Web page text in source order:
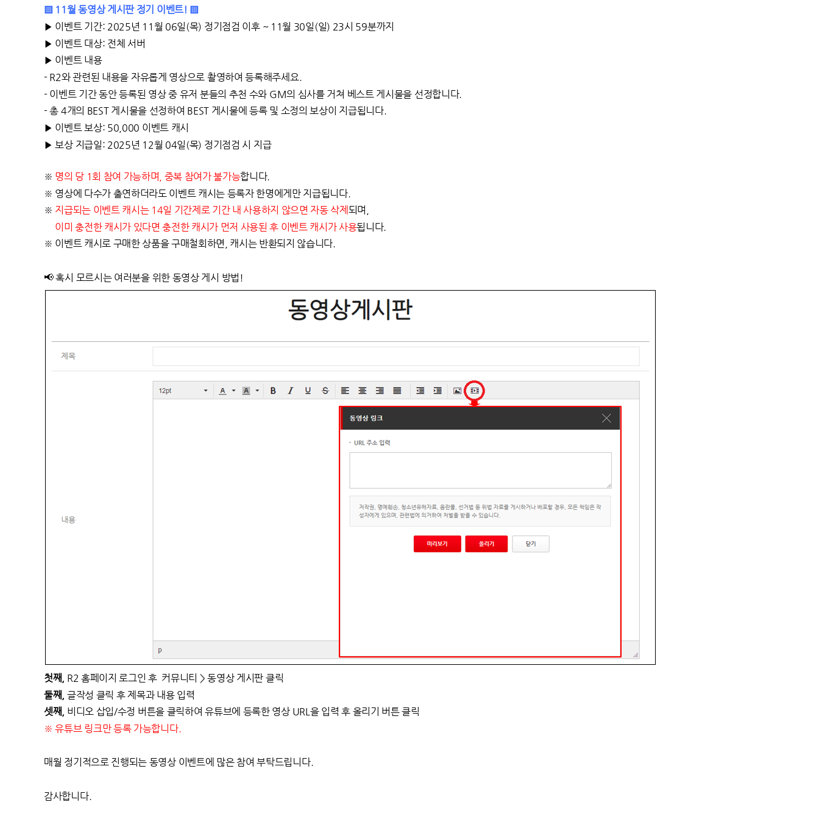
▒ 11월 동영상 게시판 정기 이벤트! ▒
▶ 이벤트 기간: 2025년 11월 06일(목) 정기점검 이후 ~ 11월 30일(일) 23시 59분까지
▶ 이벤트 대상: 전체 서버
▶ 이벤트 내용
- R2와 관련된 내용을 자유롭게 영상으로 촬영하여 등록해주세요.
- 이벤트 기간 동안 등록된 영상 중 유저 분들의 추천 수와 GM의 심사를 거쳐 베스트 게시물을 선정합니다.
-총 4개의 BEST 게시물을 선정하여 BEST 게시물에 등록 및 소정의 보상이 지급됩니다.
▶ 이벤트 보상: 50,000 이벤트 캐시
▶ 보상 지급일: 2025년 12월 04일(목) 정기점검 시 지급
※ 명의 당 1회 참여 가능하며, 중복 참여가 불가능합니다.
※ 영상에 다수가 출연하더라도 이벤트 캐시는 등록자 한명에게만 지급됩니다.
※ 지급되는 이벤트 캐시는 14일 기간제로 기간 내 사용하지 않으면 자동 삭제 되며,
이미 충전한 캐시가 있다면 충전한 캐시가 먼저 사용된 후 이벤트 캐시가 사용됩니다.
※ 이벤트 캐시로 구매한 상품을 구매철회하면, 캐시는 반환되지 않습니다.
📢혹시 모르시는 여러분을 위한 동영상 게시 방법!
첫째, R2 홈페이지 로그인 후 커뮤니티 > 동영상 게시판 클릭
둘째, 글작성 클릭 후 제목과 내용 입력
셋째, 비디오 삽입/수정 버튼을 클릭하여 유튜브에 등록한 영상 URL을 입력 후 올리기 버튼 클릭
※ 유튜브 링크만 등록 가능합니다.
매월 정기적으로 진행되는 동영상 이벤트에 많은 참여 부탁드립니다.
감사합니다.